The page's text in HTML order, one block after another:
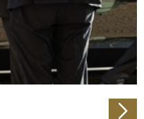
und Anzeigen zu
Medien anbieten
Website zu
Informationen zu Ihrer
unsere Partner für
möglicherweise mit